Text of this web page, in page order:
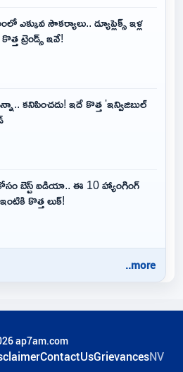
ఎక్కువ సౌకర్యాలు.. డ్యూప్లెక్స్ ఇళ్ల
ట్రెండ్స్ ఇవే!
కనిపించదు! ఇదే కొత్త 'ఇన్విజిబుల్
బెస్ట్ ఐడియా.. ఈ 10 హ్యాంగింగ్
కొత్త లుక్!
..more
ap7am.com
ContactUsGrievancesNV